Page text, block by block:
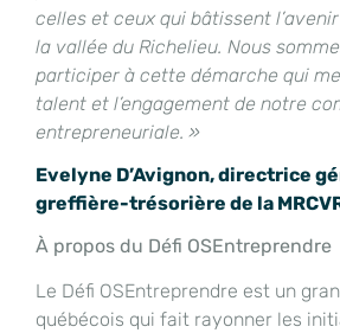
celles et ceux qui bâtissent
la vallée du Richelieu. Nous
participer à cette démarche qui
talent et l’engagement de notre
entrepreneuriale. »
Evelyne D’Avignon, directrice
greffière-trésorière de la
À propos du Défi OSEntreprendre
Le Défi OSEntreprendre est un
québécois qui fait rayonner les